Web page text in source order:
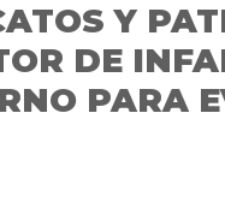
Y
DE
PARA